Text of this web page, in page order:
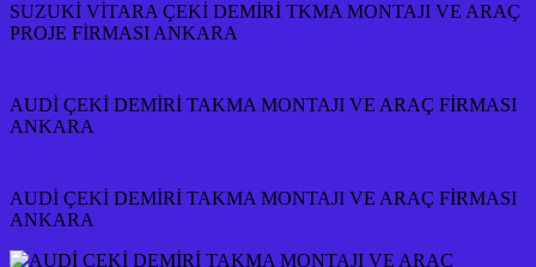
SUZUKİ VİTARA ÇEKİ DEMİRİ TKMA MONTAJI VE ARAÇ
PROJE FİRMASI ANKARA
AUDİ ÇEKİ DEMİRİ TAKMA MONTAJI VE ARAÇ FİRMASI
ANKARA
AUDİ ÇEKİ DEMİRİ TAKMA MONTAJI VE ARAÇ FİRMASI
ANKARA